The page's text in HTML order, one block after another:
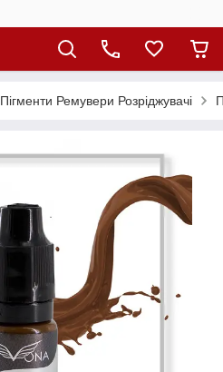
Пігменти Ремувери Розріджувачі